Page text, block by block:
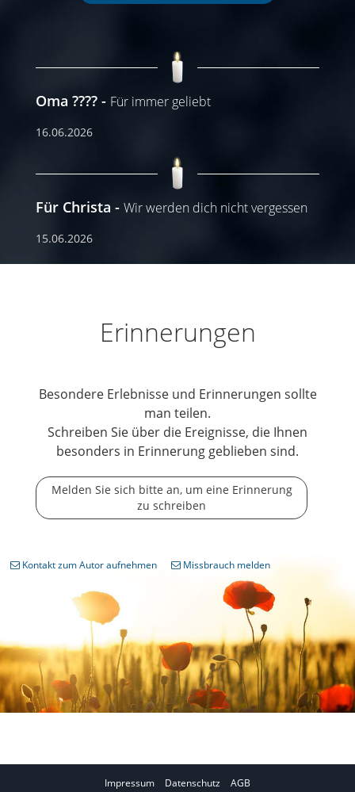
Oma ???? Für immer geliebt
16.06.2026
Für Christa Wir werden dich nicht vergessen
15.06.2026
Erinnerungen
Besondere Erlebnisse und Erinnerungen sollte
man teilen.
Schreiben Sie über die Ereignisse, die Ihnen
besonders in Erinnerung geblieben sind.
Melden Sie sich bitte an, um eine Erinnerung
zu schreiben
Kontakt zum Autor aufnehmen Missbrauch melden
Impressum Datenschutz
AGB